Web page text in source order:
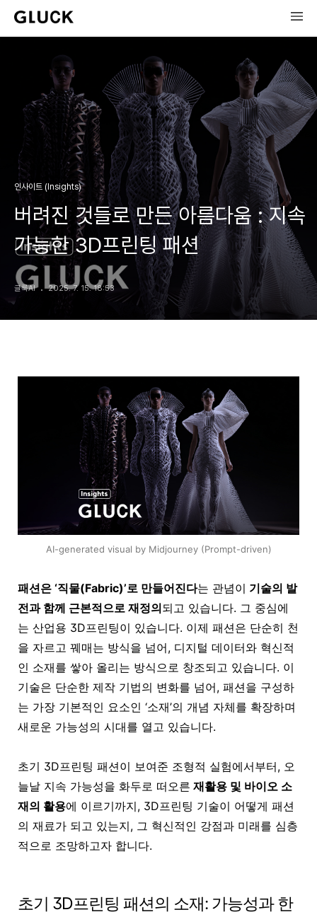
인사이트 (Insights)
버려진 것들로 만든 아름다움 : 지속
가능한 3D프린팅 패션
글룩AI 2025. 7. 15. 18:53
AI-generated visual by Midjourney (Prompt-driven)
패션은 ‘직물(Fabric)’로 만들어진다는 관념이 기술의 발
전과 함께 근본적으로 재정의되고 있습니다. 그 중심에
는 산업용 3D프린팅이 있습니다. 이제 패션은 단순히 천
을 자르고 꿰매는 방식을 넘어, 디지털 데이터와 혁신적
인 소재를 쌓아 올리는 방식으로 창조되고 있습니다. 이
기술은 단순한 제작 기법의 변화를 넘어, 패션을 구성하
는 가장 기본적인 요소인 ‘소재’의 개념 자체를 확장하며
새로운 가능성의 시대를 열고 있습니다.
초기 3D프린팅 패션이 보여준 조형적 실험에서부터, 오
늘날 지속 가능성을 화두로 떠오른 재활용 및 바이오 소
재의 활용에 이르기까지, 3D프린팅 기술이 어떻게 패션
의 재료가 되고 있는지, 그 혁신적인 강점과 미래를 심층
적으로 조망하고자 합니다.
초기 3D프린팅 패션의 소재: 가능성과 한